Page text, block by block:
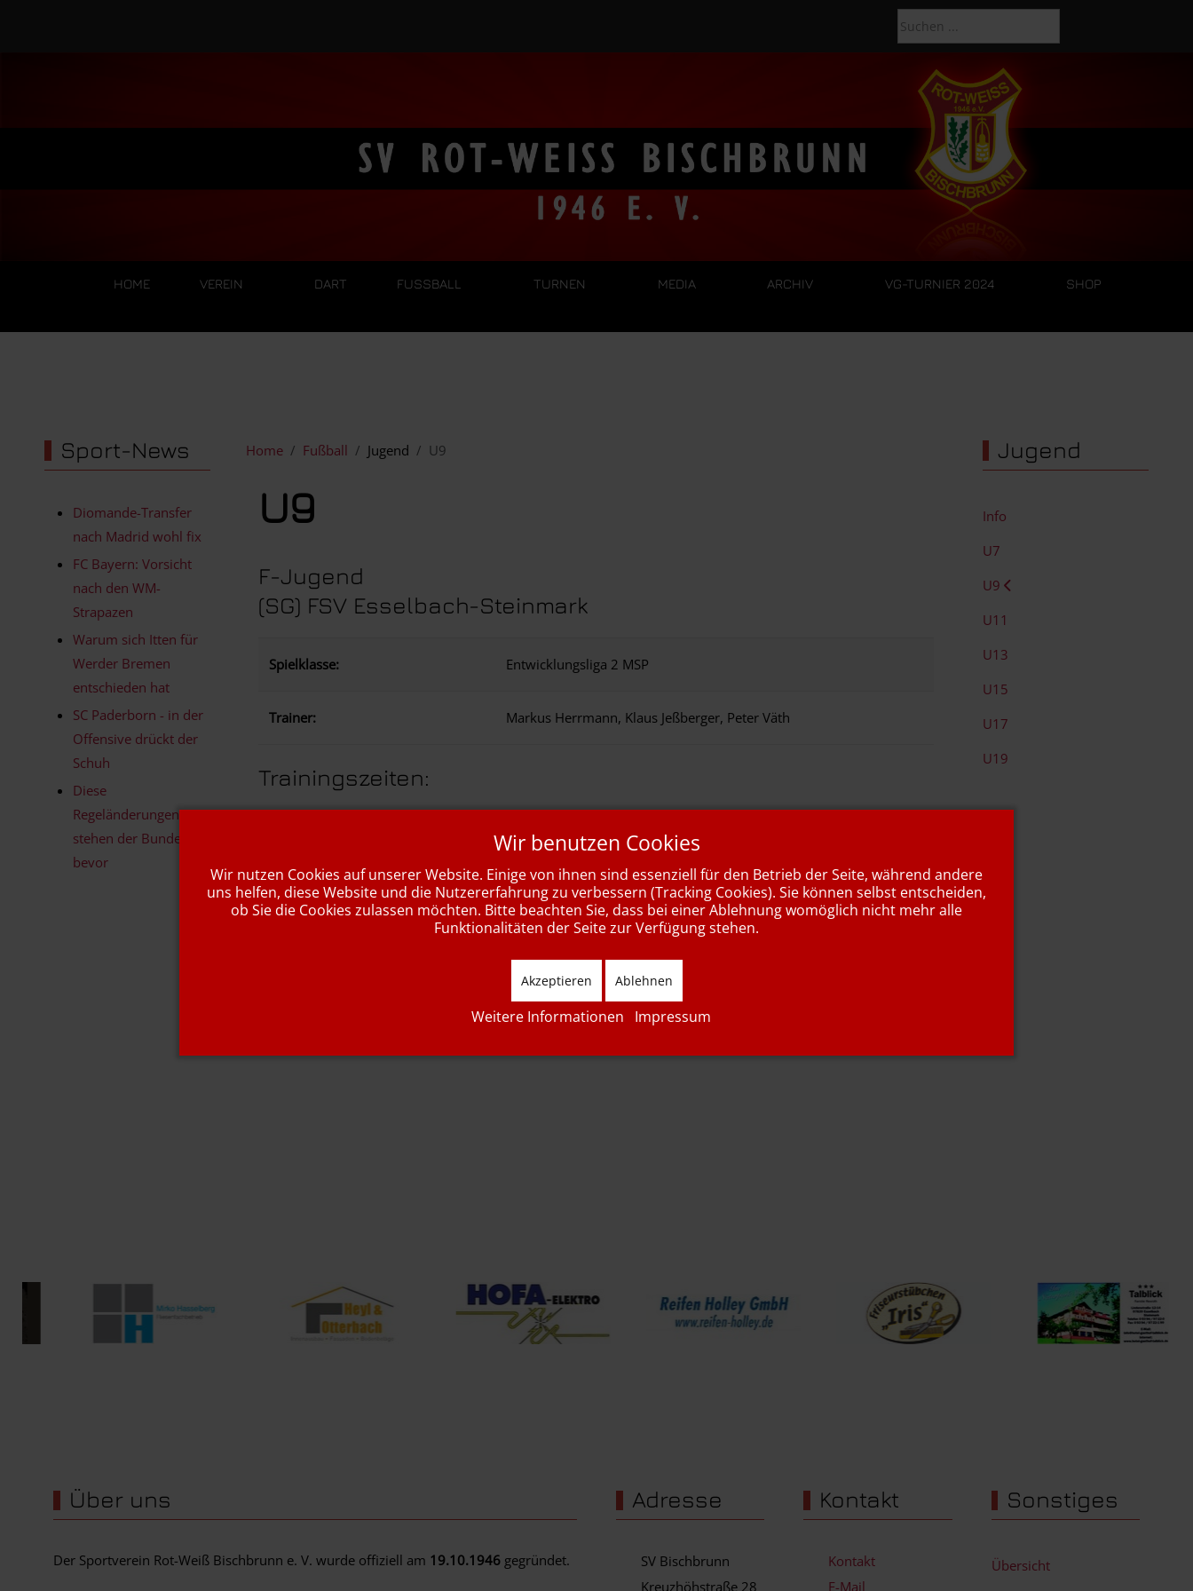
HOME VEREIN DART FUSSBALL TURNEN MEDIA ARCHIV VG-TURNIER 2024 SHOP
Sport-News
Diomande-Transfer
nach Madrid wohl fix
FC Bayern: Vorsicht
nach den WM-
Strapazen
Warum sich Itten für
Werder Bremen
entschieden hat
SC Paderborn - in der
Offensive drückt der
Schuh
Diese
Regeländerungen
stehen der Bundesliga
bevor
Home Fußball Jugend U9
U9
F-Jugend
(SG) FSV Esselbach-Steinmark
Spielklasse: Entwicklungsliga 2 MSP
Trainer: Markus Herrmann, Klaus Jeßberger, Peter Väth
Trainingszeiten:
17:30 - 18:45 Uhr
Trainingsort: Esselbach
17:00 Uhr
Jugend
Info
U7
U9
U11
U13
U15
U17
U19
Über uns
Der Sportverein Rot-Weiß Bischbrunn e. V. wurde offiziell am 19.10.1946 gegründet.
Adresse
SV Bischbrunn
Kreuzhöhstraße 28
Kontakt
Kontakt
E-Mail
Sonstiges
Übersicht
Wir benutzen Cookies
Wir nutzen Cookies auf unserer Website. Einige von ihnen sind essenziell für den Betrieb der Seite, während andere
uns helfen, diese Website und die Nutzererfahrung zu verbessern (Tracking Cookies). Sie können selbst entscheiden,
ob Sie die Cookies zulassen möchten. Bitte beachten Sie, dass bei einer Ablehnung womöglich nicht mehr alle
Funktionalitäten der Seite zur Verfügung stehen.
Akzeptieren Ablehnen
Weitere Informationen Impressum